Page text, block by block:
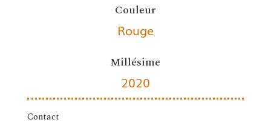
Couleur
Rouge
Millésime
2020
Contact